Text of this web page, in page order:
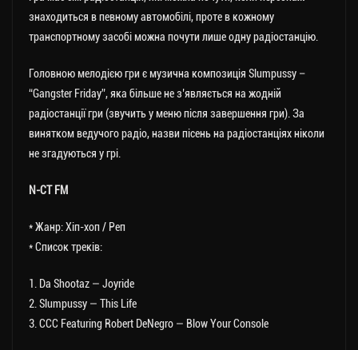
знаходиться в певному автомобілі, проте в кожному
транспортному засобі можна почути лише одну радіостанцію.
Головною мелодією гри є музична композиція Slumpussy –
“Gangster Frіday”, яка більше не з’являється на жодній
радіостанції гри (звучить у меню після завершення гри). За
винятком ведучого радіо, назви пісень на радіостанціях ніколи
не згадуються у грі.
N-CT FM
* Жанр: Хіп-хоп / Реп
* Список треків:
1. Da Shootaz — Joyride
2. Slumpussy — This Life
3. CCC Featuring Robert DeNegro — Blow Your Console